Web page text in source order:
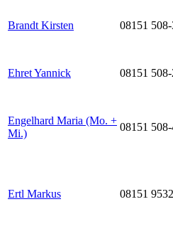
Brandt Kirsten 08151
Ehret Yannick 08151
Engelhard Maria (Mo. +
Mi.)
08151
Ertl Markus 08151